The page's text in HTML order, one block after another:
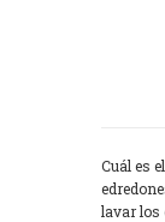
Cuál es
lavar los